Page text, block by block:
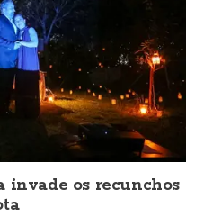
invade os recunchos